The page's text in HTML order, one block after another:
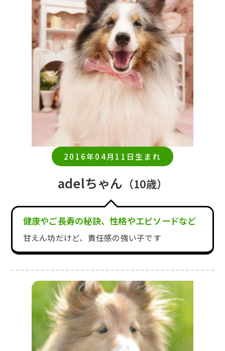
2016年04月11日生まれ
adelちゃん （10歳）
健康やご長寿の秘訣、性格やエピソードなど
甘えん坊だけど、責任感の強い子です